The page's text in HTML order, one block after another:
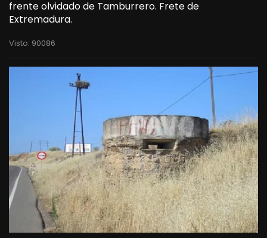
frente olvidado de Tamburrero. Frete de
Extremadura.
Visto: 90086